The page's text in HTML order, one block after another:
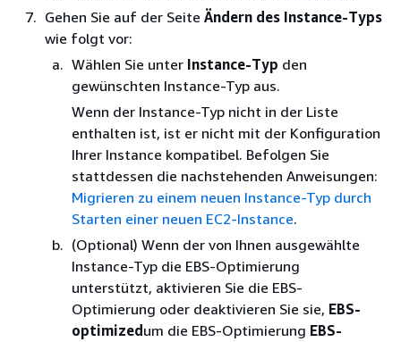
Gehen Sie auf der Seite Ändern des Instance-Typs
wie folgt vor:
Wählen Sie unter Instance-Typ den
gewünschten Instance-Typ aus.
Wenn der Instance-Typ nicht in der Liste
enthalten ist, ist er nicht mit der Konfiguration
Ihrer Instance kompatibel. Befolgen Sie
stattdessen die nachstehenden Anweisungen:
Migrieren zu einem neuen Instance-Typ durch
Starten einer neuen EC2-Instance.
(Optional) Wenn der von Ihnen ausgewählte
Instance-Typ die EBS-Optimierung
unterstützt, aktivieren Sie die EBS-
Optimierung oder deaktivieren Sie sie, EBS-
optimized um die EBS-Optimierung EBS-